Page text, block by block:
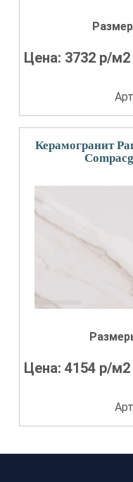
Цена: 3732 р/м2
Керамогранит
Цена:4154 р/м2